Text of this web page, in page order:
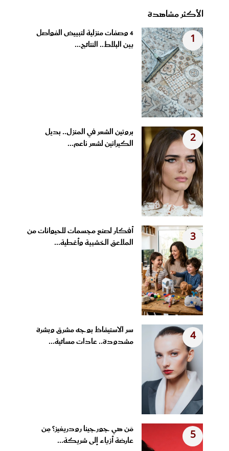
الأكثر مشاهدة
1
4 وصفات منزلية لتبييض الفواصل
بين البلاط.. النتائج...
2
بروتين الشعر في المنزل.. بديل
الكيراتين لشعر ناعم...
3
أفكار لصنع مجسمات للحيوانات من
الملاعق الخشبية وأغطية...
4
سر الاستيقاظ بوجه مشرق وبشرة
مشدودة.. عادات مسائية...
5
مَن هي جورجينا رودريغيز؟ مِن
عارضة أزياء إلى شريكة...